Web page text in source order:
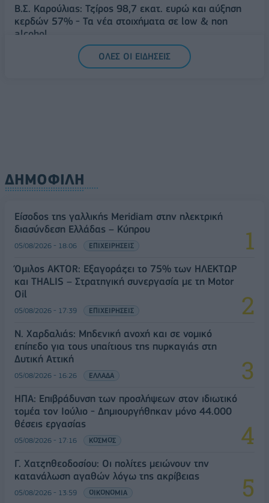
Β.Σ. Καρούλιας: Τζίρος 98,7 εκατ. ευρώ και αύξηση
κερδών 57% - Τα νέα στοιχήματα σε low & non
alcohol
ΟΛΕΣ ΟΙ ΕΙΔΗΣΕΙΣ
ΔΗΜΟΦΙΛΗ
Είσοδος της γαλλικής Meridiam στην ηλεκτρική
διασύνδεση Ελλάδας – Κύπρου
05/08/2026 - 18:06 ΕΠΙΧΕΙΡΗΣΕΙΣ
Όμιλος AKTOR: Εξαγοράζει το 75% των ΗΛΕΚΤΩΡ
και THALIS – Στρατηγική συνεργασία με τη Motor
Oil
05/08/2026 - 17:39 ΕΠΙΧΕΙΡΗΣΕΙΣ
Ν. Χαρδαλιάς: Μηδενική ανοχή και σε νομικό
επίπεδο για τους υπαίτιους της πυρκαγιάς στη
Δυτική Αττική
05/08/2026 - 16:26 ΕΛΛΑΔΑ
ΗΠΑ: Επιβράδυνση των προσλήψεων στον ιδιωτικό
τομέα τον Ιούλιο - Δημιουργήθηκαν μόνο 44.000
θέσεις εργασίας
05/08/2026 - 17:16 ΚΟΣΜΟΣ
Γ. Χατζηθεοδοσίου: Οι πολίτες μειώνουν την
κατανάλωση αγαθών λόγω της ακρίβειας
05/08/2026 - 13:59 ΟΙΚΟΝΟΜΙΑ